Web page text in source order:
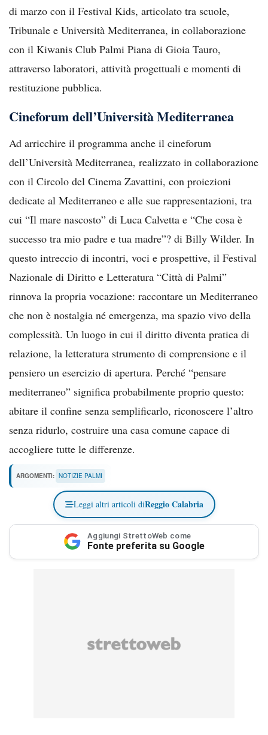
di marzo con il Festival Kids, articolato tra scuole,
Tribunale e Università Mediterranea, in collaborazione
con il Kiwanis Club Palmi Piana di Gioia Tauro,
attraverso laboratori, attività progettuali e momenti di
restituzione pubblica.
Cineforum dell’Università Mediterranea
Ad arricchire il programma anche il cineforum
dell’Università Mediterranea, realizzato in collaborazione
con il Circolo del Cinema Zavattini, con proiezioni
dedicate al Mediterraneo e alle sue rappresentazioni, tra
cui “Il mare nascosto” di Luca Calvetta e “Che cosa è
successo tra mio padre e tua madre”? di Billy Wilder. In
questo intreccio di incontri, voci e prospettive, il Festival
Nazionale di Diritto e Letteratura “Città di Palmi”
rinnova la propria vocazione: raccontare un Mediterraneo
che non è nostalgia né emergenza, ma spazio vivo della
complessità. Un luogo in cui il diritto diventa pratica di
relazione, la letteratura strumento di comprensione e il
pensiero un esercizio di apertura. Perché “pensare
mediterraneo” significa probabilmente proprio questo:
abitare il confine senza semplificarlo, riconoscere l’altro
senza ridurlo, costruire una casa comune capace di
accogliere tutte le differenze.
ARGOMENTI: NOTIZIE PALMI
Leggi altri articoli diReggio Calabria
Aggiungi StrettoWeb come
Fonte preferita su Google